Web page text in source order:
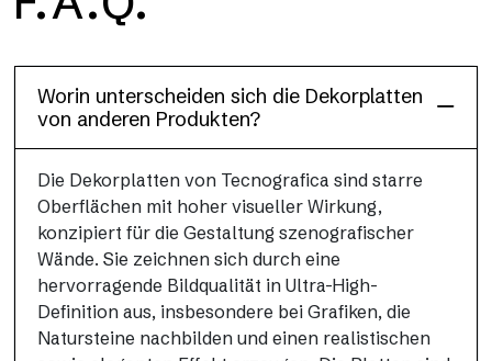
Worin unterscheiden sich die Dekorplatten
von anderen Produkten?
Die Dekorplatten von Tecnografica sind starre
Oberflächen mit hoher visueller Wirkung,
konzipiert für die Gestaltung szenografischer
Wände. Sie zeichnen sich durch eine
hervorragende Bildqualität in Ultra-High-
Definition aus, insbesondere bei Grafiken, die
Natursteine nachbilden und einen realistischen